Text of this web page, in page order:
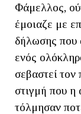
Φάμελλος,
έμοιαζε με
δήλωσης που
ενός
σεβαστεί
στιγμή που η
τόλμησαν